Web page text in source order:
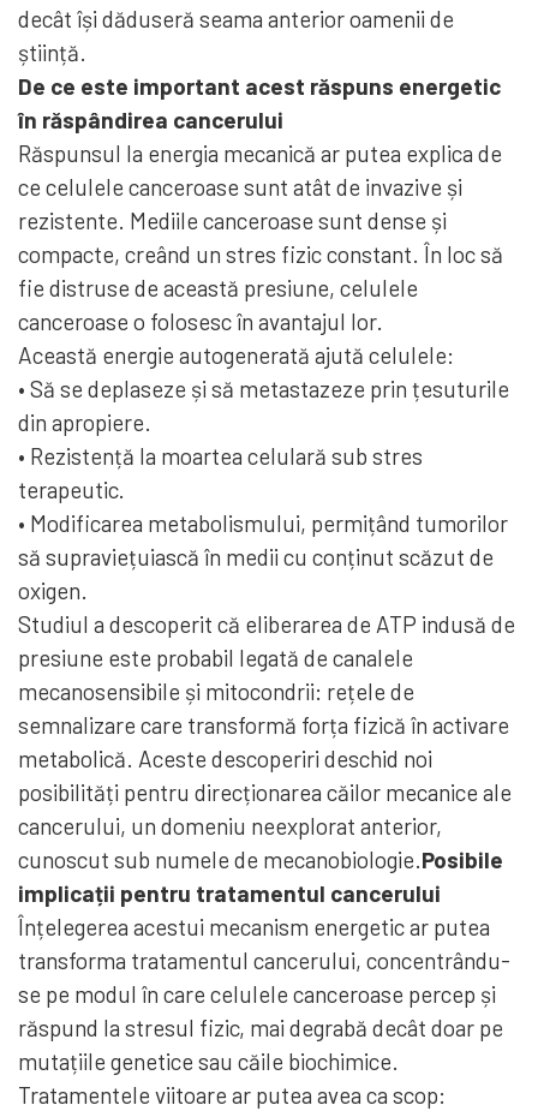
decât își dăduseră seama anterior oamenii de
știință.
De ce este important acest răspuns energetic
în răspândirea cancerului
Răspunsul la energia mecanică ar putea explica de
ce celulele canceroase sunt atât de invazive și
rezistente. Mediile canceroase sunt dense și
compacte, creând un stres fizic constant. În loc să
fie distruse de această presiune, celulele
canceroase o folosesc în avantajul lor.
Această energie autogenerată ajută celulele:
• Să se deplaseze și să metastazeze prin țesuturile
din apropiere.
• Rezistență la moartea celulară sub stres
terapeutic.
• Modificarea metabolismului, permițând tumorilor
să supraviețuiască în medii cu conținut scăzut de
oxigen.
Studiul a descoperit că eliberarea de ATP indusă de
presiune este probabil legată de canalele
mecanosensibile și mitocondrii: rețele de
semnalizare care transformă forța fizică în activare
metabolică. Aceste descoperiri deschid noi
posibilități pentru direcționarea căilor mecanice ale
cancerului, un domeniu neexplorat anterior,
cunoscut sub numele de mecanobiologie.Posibile
implicații pentru tratamentul cancerului
Înțelegerea acestui mecanism energetic ar putea
transforma tratamentul cancerului, concentrându-
se pe modul în care celulele canceroase percep și
răspund la stresul fizic, mai degrabă decât doar pe
mutațiile genetice sau căile biochimice.
Tratamentele viitoare ar putea avea ca scop: